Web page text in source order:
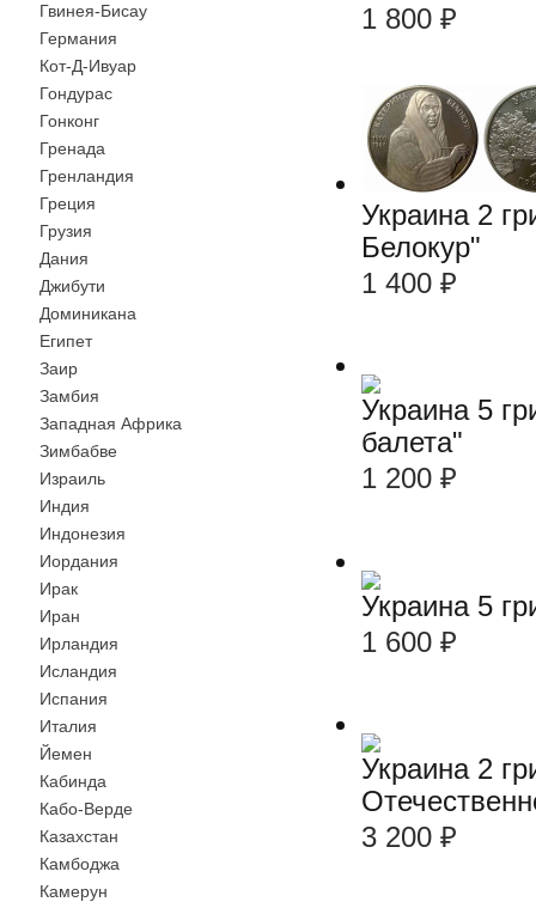
Гвинея-Бисау
Германия
Кот-Д-Ивуар
Гондурас
Гонконг
Гренада
Гренландия
Греция
Грузия
Дания
Джибути
Доминикана
Египет
Заир
Замбия
Западная Африка
Зимбабве
Израиль
Индия
Индонезия
Иордания
Ирак
Иран
Ирландия
Исландия
Испания
Италия
Йемен
Кабинда
Кабо-Верде
Казахстан
Камбоджа
Камерун
1 800 ₽
Украина 2
Белокур"
1 400 ₽
Украина 5
балета"
1 200 ₽
Украина 5
1 600 ₽
Украина 2
3 200 ₽